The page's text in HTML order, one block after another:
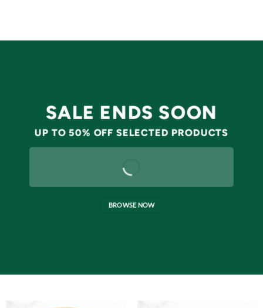
SALE ENDS SOON
UP TO50% OFF SELECTED PRODUCTS
BROWSE NOW